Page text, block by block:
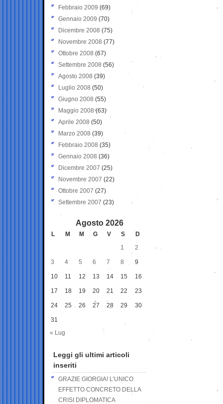
Febbraio 2009 (69)
Gennaio 2009 (70)
Dicembre 2008 (75)
Novembre 2008 (77)
Ottobre 2008 (67)
Settembre 2008 (56)
Agosto 2008 (39)
Luglio 2008 (50)
Giugno 2008 (55)
Maggio 2008(63)
Aprile 2008 (50)
Marzo 2008 (39)
Febbraio 2008 (35)
Gennaio 2008 (36)
Dicembre 2007 (25)
Novembre 2007 (22)
Ottobre 2007 (27)
Settembre 2007 (23)
Agosto 2026
L M M G V S
D
1
2
3 4 5 6 7 8 9
10 11 12 13 14 15 16
17 18 19 20 21 22 23
24 25 26 27 28 29 30
31
« Lug
Leggi gli ultimi articoli
inseriti
GRAZIE GIORGIA! L’UNICO
EFFETTO CONCRETO DELLA
CRISI DIPLOMATICA